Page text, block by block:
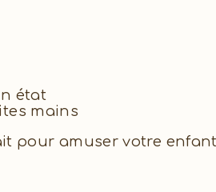
état
mains
pour amuser votre